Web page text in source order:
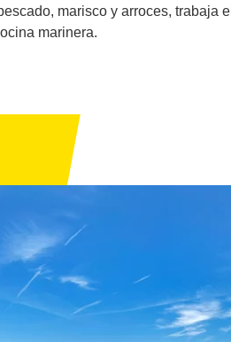
marisco y arroces, trabaja el
marinera.